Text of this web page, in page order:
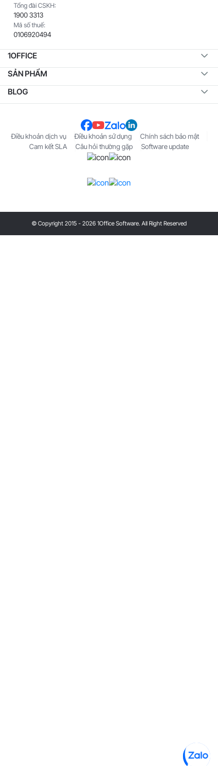
Tổng đài CSKH:
1900 3313
Mã số thuế:
0106920494
1OFFICE
SẢN PHẨM
BLOG
Điều khoản dịch vụ Điều khoản sử dụng
Chính sách bảo mật
Cam kết SLA
Câu hỏi thường gặp Software update
© Copyright 2015 - 2026 1Office Software. All Right Reserved